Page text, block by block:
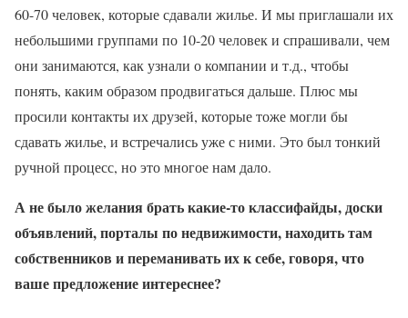
60-70 человек, которые сдавали жилье. И мы приглашали их
небольшими группами по 10-20 человек и спрашивали, чем
они занимаются, как узнали о компании и т.д., чтобы
понять, каким образом продвигаться дальше. Плюс мы
просили контакты их друзей, которые тоже могли бы
сдавать жилье, и встречались уже с ними. Это был тонкий
ручной процесс, но это многое нам дало.
А не было желания брать какие-то классифайды, доски
объявлений, порталы по недвижимости, находить там
собственников и переманивать их к себе, говоря, что
ваше предложение интереснее?